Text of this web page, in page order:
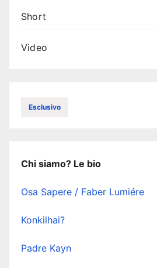
Short
Video
Esclusivo
Chi siamo? Le bio
Osa Sapere / Faber Lumiére
Konkilhai?
Padre Kayn